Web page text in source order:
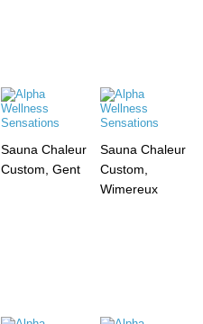
Sauna Chaleur
Custom, Gent
Sauna Chaleur
Custom,
Wimereux